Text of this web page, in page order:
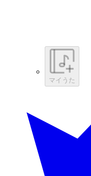
マイうた